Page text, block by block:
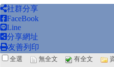
社群分享
FaceBook
Line
分享網址
友善列印
全選 無全文 有全文